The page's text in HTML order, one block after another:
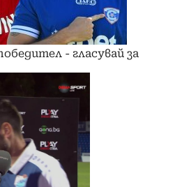
- гласувай за